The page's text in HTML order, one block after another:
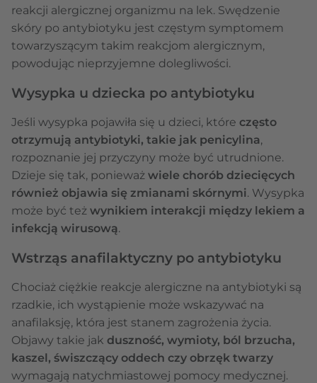
reakcji alergicznej organizmu na lek. Swędzenie
skóry po antybiotyku jest częstym symptomem
towarzyszącym takim reakcjom alergicznym,
powodując nieprzyjemne dolegliwości.
Wysypka u dziecka po antybiotyku
Jeśli wysypka pojawiła się u dzieci, które często
otrzymują antybiotyki, takie jak penicylina,
rozpoznanie jej przyczyny może być utrudnione.
Dzieje się tak, ponieważ wiele chorób dziecięcych
również objawia się zmianami skórnymi. Wysypka
może być też wynikiem interakcji między lekiem a
infekcją wirusową.
Wstrząs anafilaktyczny po antybiotyku
Chociaż ciężkie reakcje alergiczne na antybiotyki są
rzadkie, ich wystąpienie może wskazywać na
anafilaksję, która jest stanem zagrożenia życia.
Objawy takie jak duszność, wymioty, ból brzucha,
kaszel, świszczący oddech czy obrzęk twarzy
wymagają natychmiastowej pomocy medycznej.